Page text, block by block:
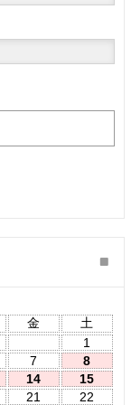
金
土
1
7
8
14
15
21
22